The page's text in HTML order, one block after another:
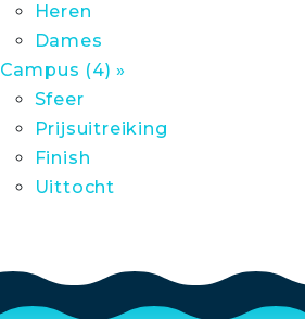
Heren
Dames
Campus (4) »
Sfeer
Prijsuitreiking
Finish
Uittocht